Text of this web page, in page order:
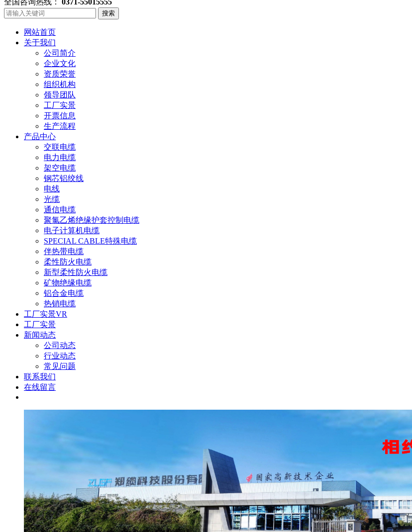
全国咨询热线： 0371-55015555
搜索
网站首页
关于我们
公司简介
企业文化
资质荣誉
组织机构
领导团队
工厂实景
开票信息
生产流程
产品中心
交联电缆
电力电缆
架空电缆
钢芯铝绞线
电线
光缆
通信电缆
聚氯乙烯绝缘护套控制电缆
电子计算机电缆
SPECIAL CABLE特殊电缆
伴热带电缆
柔性防火电缆
新型柔性防火电缆
矿物绝缘电缆
铝合金电缆
热销电缆
工厂实景VR
工厂实景
新闻动态
公司动态
行业动态
常见问题
联系我们
在线留言